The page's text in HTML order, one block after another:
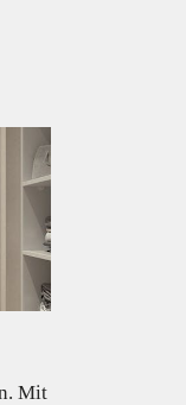
Mit